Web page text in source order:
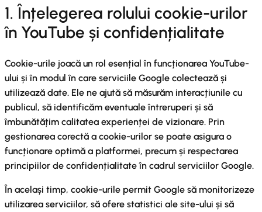
1. Înțelegerea rolului cookie-urilor
în YouTube și confidențialitate
Cookie-urile joacă un rol esențial în funcționarea YouTube-
ului și în modul în care serviciile Google colectează și
utilizează date. Ele ne ajută să măsurăm interacțiunile cu
publicul, să identificăm eventuale întreruperi și să
îmbunătățim calitatea experienței de vizionare. Prin
gestionarea corectă a cookie-urilor se poate asigura o
funcționare optimă a platformei, precum și respectarea
principiilor de confidențialitate în cadrul serviciilor Google.
În același timp, cookie-urile permit Google să monitorizeze
utilizarea serviciilor, să ofere statistici ale site-ului și să